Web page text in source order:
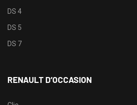
DS 4
DS 5
DS 7
RENAULT D’OCCASION